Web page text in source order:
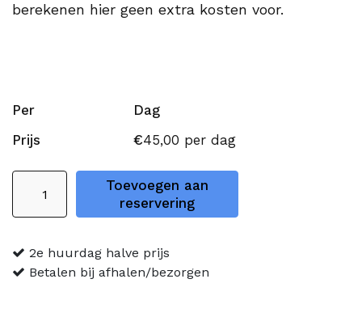
berekenen hier geen extra kosten voor.
Per
Dag
Prijs
€45,00 per dag
sporter
3,8
aantal
Toevoegen aan
reservering
2e huurdag halve prijs
Betalen bij afhalen/bezorgen